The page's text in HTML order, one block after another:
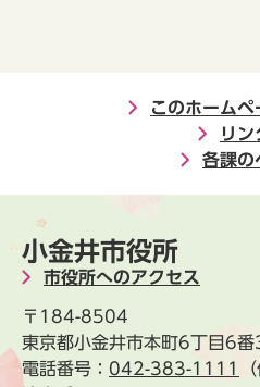
このホーム
リン
各課の
小金井市役所
市役所へのアクセス
〒184-8504
東京都小金井市本町6丁目6番
電話番号： 042-383-1111